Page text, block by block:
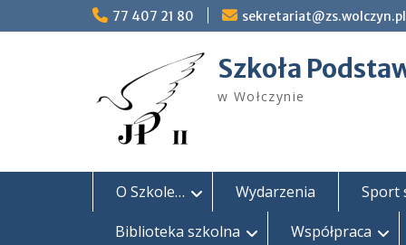
to
77 407 21 80 sekretariat@zs.wolczyn.pl
Szkoła
w Wołczynie
O Szkole… Wydarzenia
Sport
Biblioteka szkolna
Współpraca